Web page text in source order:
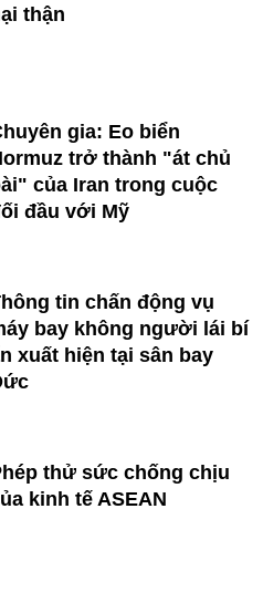
thận
gia: Eo biển
trở thành "át chủ
của Iran trong cuộc
đầu với Mỹ
tin chấn động vụ
bay không người lái bí
xuất hiện tại sân bay
thử sức chống chịu
kinh tế ASEAN